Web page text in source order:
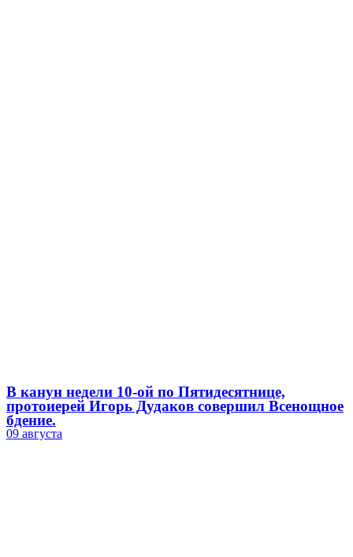
В канун недели 10-ой по Пятидесятнице,
протоиерей Игорь Дудаков совершил Всенощное
бдение.
09 августа